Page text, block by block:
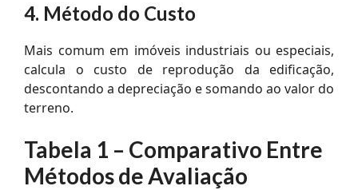
4. Método do Custo
Mais comum em imóveis industriais ou especiais,
calcula o custo de reprodução da edificação,
descontando a depreciação e somando ao valor do
terreno.
Tabela 1 – Comparativo Entre
Métodos de Avaliação